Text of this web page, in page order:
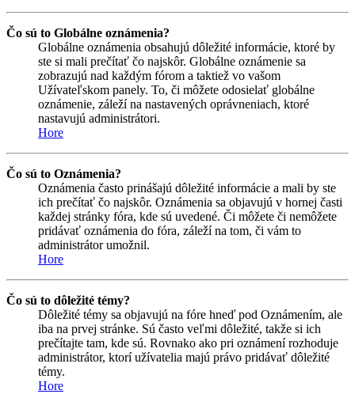
Čo sú to Globálne oznámenia?
Globálne oznámenia obsahujú dôležité informácie, ktoré by
ste si mali prečítať čo najskôr. Globálne oznámenie sa
zobrazujú nad každým fórom a taktiež vo vašom
Užívateľskom panely. To, či môžete odosielať globálne
oznámenie, záleží na nastavených oprávneniach, ktoré
nastavujú administrátori.
Hore
Čo sú to Oznámenia?
Oznámenia často prinášajú dôležité informácie a mali by ste
ich prečítať čo najskôr. Oznámenia sa objavujú v hornej časti
každej stránky fóra, kde sú uvedené. Či môžete či nemôžete
pridávať oznámenia do fóra, záleží na tom, či vám to
administrátor umožnil.
Hore
Čo sú to dôležité témy?
Dôležité témy sa objavujú na fóre hneď pod Oznámením, ale
iba na prvej stránke. Sú často veľmi dôležité, takže si ich
prečítajte tam, kde sú. Rovnako ako pri oznámení rozhoduje
administrátor, ktorí užívatelia majú právo pridávať dôležité
témy.
Hore